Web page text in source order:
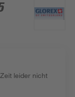
leider nicht